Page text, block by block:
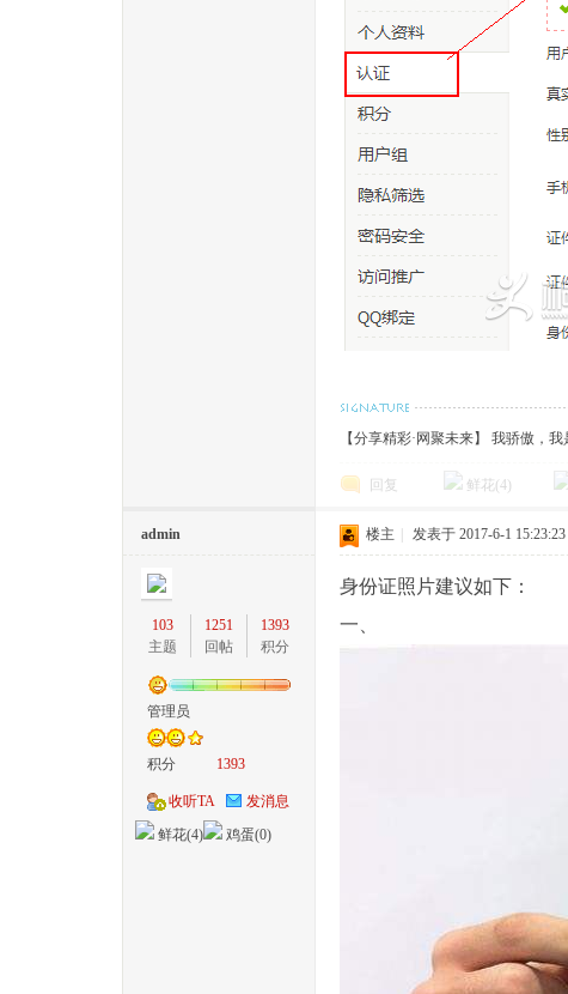
【分享精彩·网聚未来】 我骄傲，
回复 鲜花(4)
admin
103
主题
1251
回帖
1393
积分
管理员
积分 1393
收听TA
发消息
鲜花(4) 鸡蛋(0)
楼主 发表于 2017-6-1 15:23:23
身份证照片建议如下：
一、